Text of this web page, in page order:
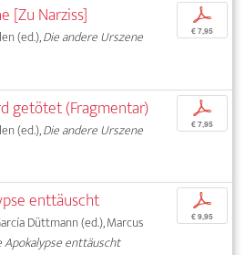
[Zu Narziss]
(ed.),Die andere Urszene
p
€ 7,95
getötet (Fragmentar)
(ed.),Die andere Urszene
p
€ 7,95
enttäuscht
Düttmann (ed.), Marcus
Apokalypse enttäuscht
p
€ 9,95